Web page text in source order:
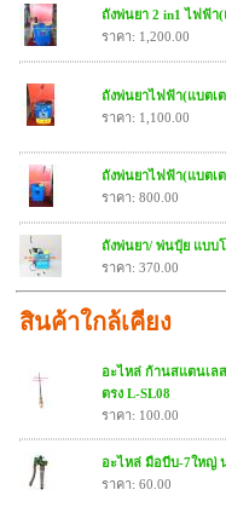
ถังพ่นยา 2 in1 ไฟฟ้า
ราคา: 1,200.00
ถังพ่นยาไฟฟ้า(แบตเ
ราคา: 1,100.00
ถังพ่นยาไฟฟ้า(แบตเ
ราคา: 800.00
ถังพ่นยา/ พ่นปุ๋ย แบบ
ราคา: 370.00
สินค้าใกล้เคียง
อะไหล่ ก้านสแตนเล
ตรง L-SL08
ราคา: 100.00
อะไหล่ มือบีบ-7ใหญ่
ราคา: 60.00